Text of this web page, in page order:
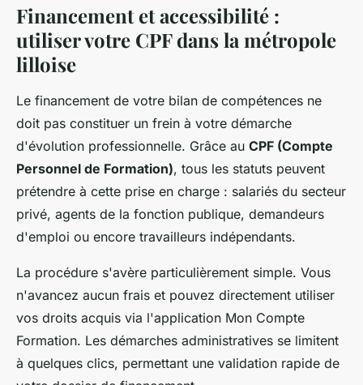
Financement et accessibilité :
utiliser votre CPF dans la métropole
lilloise
Le financement de votre bilan de compétences ne
doit pas constituer un frein à votre démarche
d'évolution professionnelle. Grâce au CPF (Compte
Personnel de Formation), tous les statuts peuvent
prétendre à cette prise en charge : salariés du secteur
privé, agents de la fonction publique, demandeurs
d'emploi ou encore travailleurs indépendants.
La procédure s'avère particulièrement simple. Vous
n'avancez aucun frais et pouvez directement utiliser
vos droits acquis via l'application Mon Compte
Formation. Les démarches administratives se limitent
à quelques clics, permettant une validation rapide de